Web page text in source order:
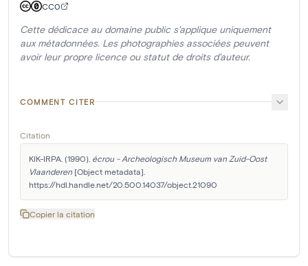
CC0
Cette dédicace au domaine public s'applique uniquement
aux métadonnées. Les photographies associées peuvent
avoir leur propre licence ou statut de droits d'auteur.
COMMENT CITER
Citation
KIK-IRPA. (1990). écrou - Archeologisch Museum van Zuid-Oost
Vlaanderen [Object metadata].
https://hdl.handle.net/20.500.14037/object.21090
Copier la citation